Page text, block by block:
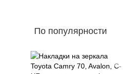
По популярности